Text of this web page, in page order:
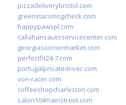
pizzadeliverybristol.com
greenstarsmogcheck.com
happypawspl.com
callahansautoservicecenter.com
georgiascornermarket.com
perfectfit24-7.com
portugalprivatedriver.com
von-racer.com
coffeeshopcharleston.com
salon104mainstreet.com